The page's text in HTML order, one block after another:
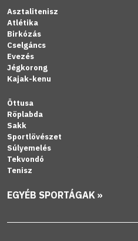
Asztalitenisz
Atlétika
Birkózás
Cselgáncs
Evezés
Jégkorong
Kajak-kenu
Öttusa
Röplabda
Sakk
Sportlövészet
Súlyemelés
Tekvondó
Tenisz
EGYÉB SPORTÁGAK »